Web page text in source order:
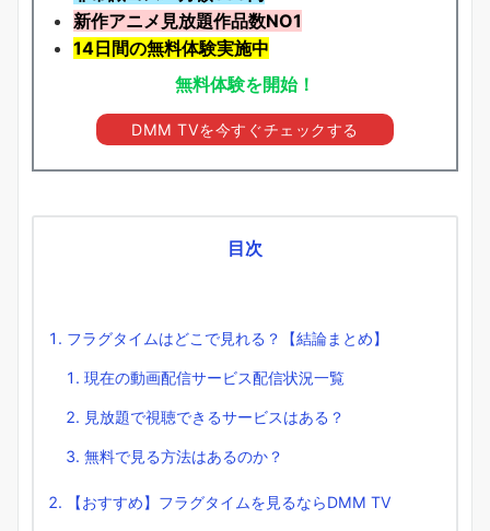
新作アニメ見放題作品数NO1
14日間の無料体験実施中
無料体験を開始！
DMM TVを今すぐチェックする
目次
フラグタイムはどこで見れる？【結論まとめ】
現在の動画配信サービス配信状況一覧
見放題で視聴できるサービスはある？
無料で見る方法はあるのか？
【おすすめ】フラグタイムを見るならDMM TV